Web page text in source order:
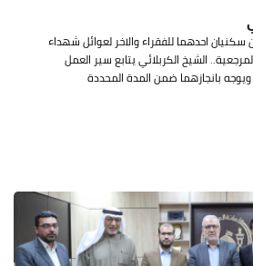
احدهما للفقراء والاخر لعوائل شهداء
الشيخ الكربلائي يتابع سير العمل
ويوجه بانجازهما ضمن المدة المحددة